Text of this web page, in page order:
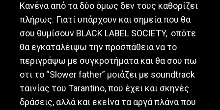
Κανένα από τα δύο όμως δεν τους καθορίζει
πλήρως. Γιατί υπάρχουν και σημεία που θα
σου θυμίσουν BLACK LABEL SOCIETY, οπότε
θα εγκαταλέιψω την προσπάθεια να το
περιγράψω με συγκροτήματα και θα σου πω
οτι το “Slower father” μοιάζει με soundtrack
ταινίας του Tarantino, που έχει και σκηνές
δράσεις, αλλά και εκείνα τα αργά πλάνα που